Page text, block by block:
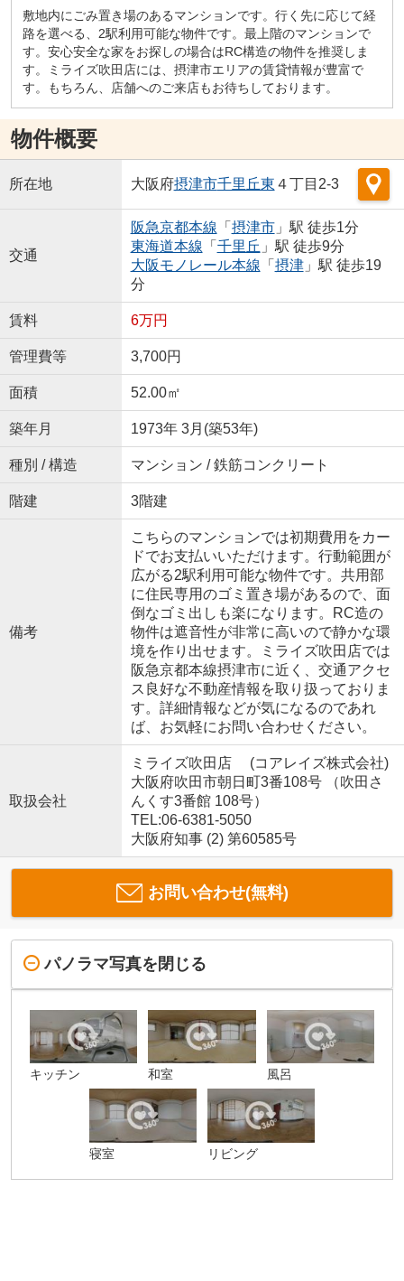
敷地内にごみ置き場のあるマンションです。行く先に応じて経
路を選べる、2駅利用可能な物件です。最上階のマンションで
す。安心安全な家をお探しの場合はRC構造の物件を推奨しま
す。ミライズ吹田店には、摂津市エリアの賃貸情報が豊富で
す。もちろん、店舗へのご来店もお待ちしております。
物件概要
所在地 大阪府摂津市千里丘東 ４丁目2-3
交通
阪急京都本線 「 摂津市」駅 徒歩1分
東海道本線 「 千里丘 」駅 徒歩9分
大阪モノレール本線 「 摂津」駅 徒歩19
分
賃料 6万円
管理費等 3,700円
面積 52.00㎡
築年月 1973年 3月(築53年)
種別 / 構造 マンション / 鉄筋コンクリート
階建 3階建
備考
こちらのマンションでは初期費用をカー
ドでお支払いいただけます。行動範囲が
広がる2駅利用可能な物件です。共用部
に住民専用のゴミ置き場があるので、面
倒なゴミ出しも楽になります。RC造の
物件は遮音性が非常に高いので静かな環
境を作り出せます。ミライズ吹田店では
阪急京都本線摂津市に近く、交通アクセ
ス良好な不動産情報を取り扱っておりま
す。詳細情報などが気になるのであれ
ば、お気軽にお問い合わせください。
取扱会社
ミライズ吹田店 (コアレイズ株式会社)
大阪府吹田市朝日町3番108号 （吹田さ
んくす3番館 108号）
TEL:06-6381-5050
大阪府知事 (2) 第60585号
お問い合わせ(無料)
パノラマ写真を閉じる
キッチン 和室 風呂
寝室 リビング